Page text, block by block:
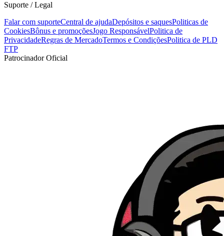
Suporte / Legal
Falar com suporteCentral de ajudaDepósitos e saquesPoliticas de
CookiesBônus e promoçõesJogo ResponsávelPolitica de
PrivacidadeRegras de MercadoTermos e CondiçõesPolitica de PLD
FTP
Patrocinador Oficial